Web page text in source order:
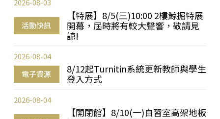
活動快訊
【特展】8/5(三)10:00 2樓鯨掘特展
開幕，屆時將有較大聲響，敬請見
諒!
2026-08-03
電子資源
8/12起Turnitin系統更新教師與學生
登入方式
2026-08-04
【開閉館】8/10(一)自習室高架地板
2026-08-04